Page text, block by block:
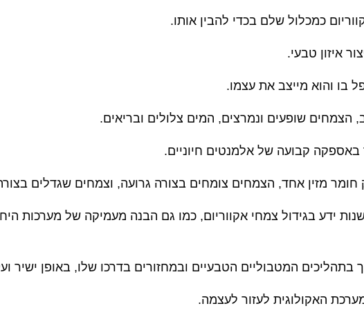
כמכלול שלם בכדי להבין אותו.
איזון טבעי.
בו והוא מייצב את עצמו.
הצמחים שופעים ונמרצים, המים צלולים ובריאים.
באספקה ​​קבועה של אלמנטים חיוניים.
מזין אחד, הצמחים צומחים בצורה גרועה, וצמחים שגדלים
רקע זה ועם יותר מ- 50 שנות ידע בגידול צמחי אקווריום, כמו גם הבנה מעמיקה
המטבוליים הטבעיים ובמחזורים בדרכו שלו, באופן ישיר
האקולוגית לעזור לעצמה.